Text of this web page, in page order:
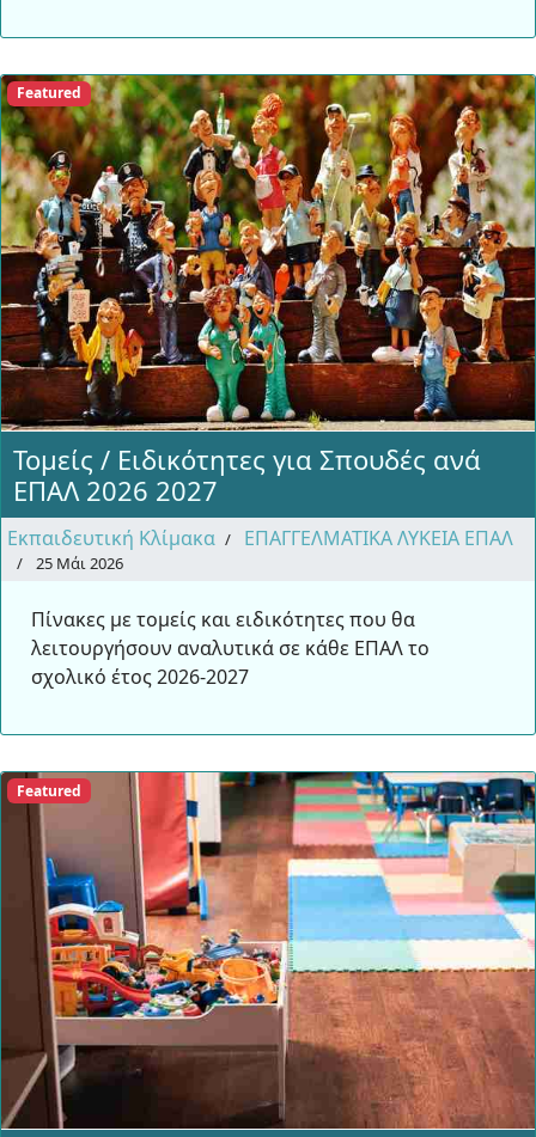
Featured
Τομείς / Ειδικότητες για Σπουδές ανά
ΕΠΑΛ 2026 2027
Εκπαιδευτική Κλίμακα ΕΠΑΓΓΕΛΜΑΤΙΚΑ ΛΥΚΕΙΑ ΕΠΑΛ
25 Μάι 2026
Πίνακες με τομείς και ειδικότητες που θα
λειτουργήσουν αναλυτικά σε κάθε ΕΠΑΛ το
σχολικό έτος 2026-2027
Featured